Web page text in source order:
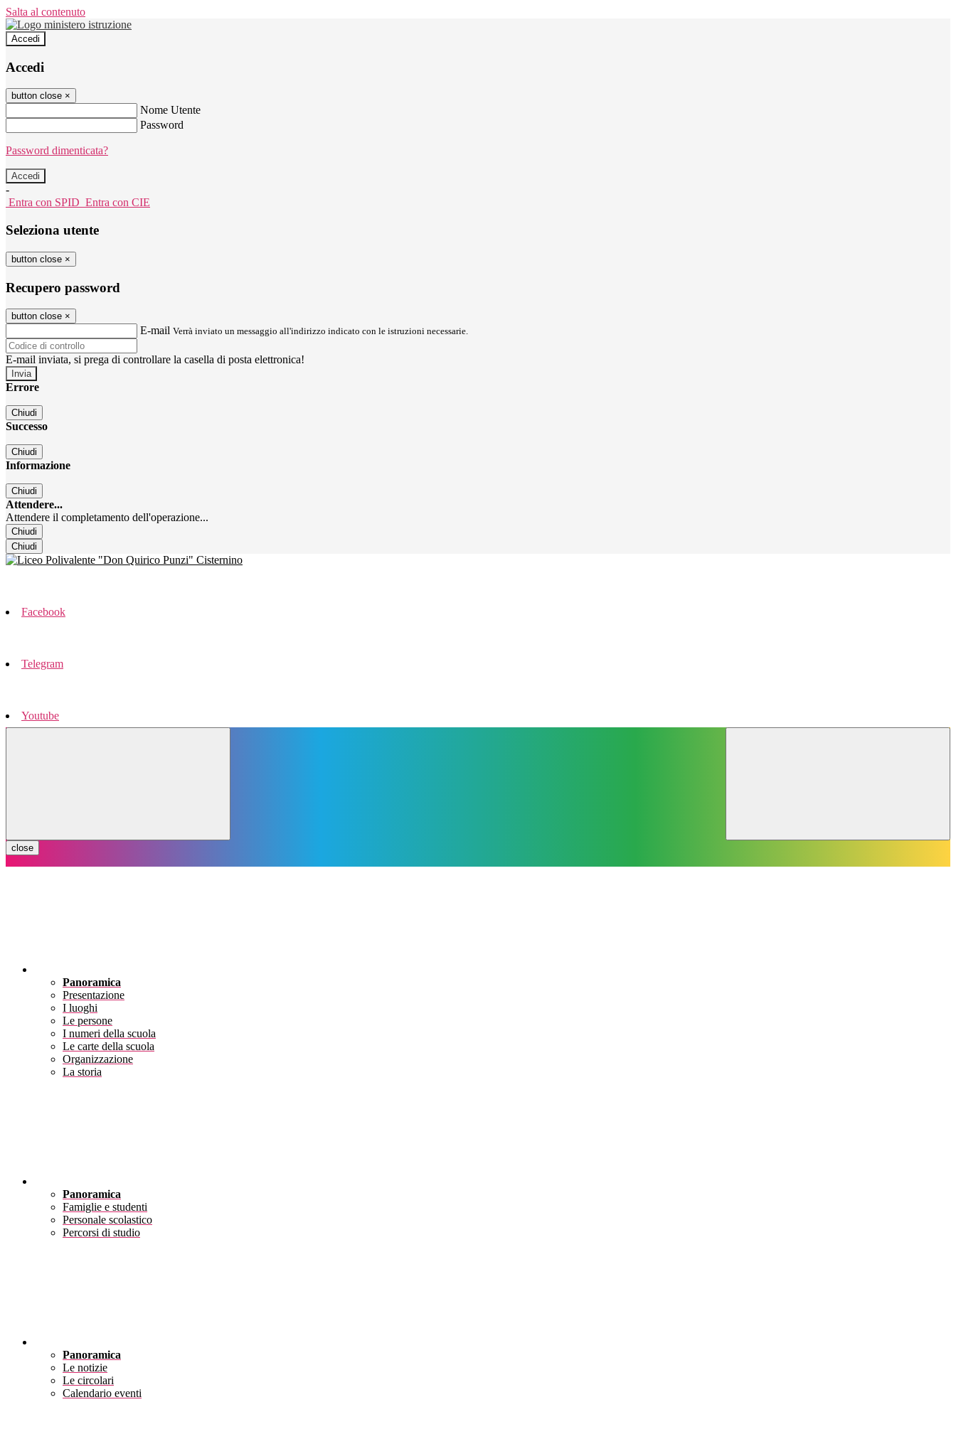
Salta al contenuto
Accedi
Accedi
button close ×
Nome Utente
Password
Password dimenticata?
-
Entra con SPID Entra con CIE
Seleziona utente
button close ×
Recupero password
button close ×
E-mail Verrà inviato un messaggio all'indirizzo indicato con le istruzioni necessarie.
E-mail inviata, si prega di controllare la casella di posta elettronica!
Errore
Chiudi
Successo
Chiudi
Informazione
Chiudi
Attendere...
Attendere il completamento dell'operazione...
Chiudi
Chiudi
Facebook
Telegram
Youtube
close
Panoramica
Presentazione
I luoghi
Le persone
I numeri della scuola
Le carte della scuola
Organizzazione
La storia
Panoramica
Famiglie e studenti
Personale scolastico
Percorsi di studio
Panoramica
Le notizie
Le circolari
Calendario eventi